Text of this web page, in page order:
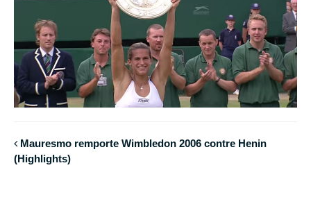
Mauresmo remporte Wimbledon 2006 contre Henin
(Highlights)